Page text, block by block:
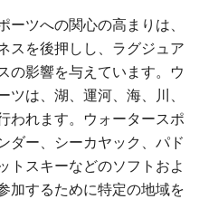
ーツへの関心の高まりは、
スを後押しし、ラグジュア
の影響を与えています。ウ
ツは、湖、運河、海、川、
われます。ウォータースポ
ダー、シーカヤック、パド
トスキーなどのソフトおよ
加するために特定の地域を